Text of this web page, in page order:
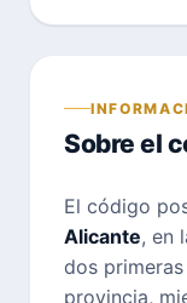
Sobre el
El código
Alicante, en
dos
provincia,